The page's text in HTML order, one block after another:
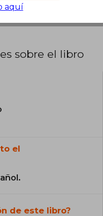
sobre el libro
el
de este libro?
aquí